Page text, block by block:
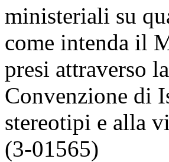
ministeriali su
come intenda il
presi attraverso
Convenzione di
stereotipi e alla
(3-01565)